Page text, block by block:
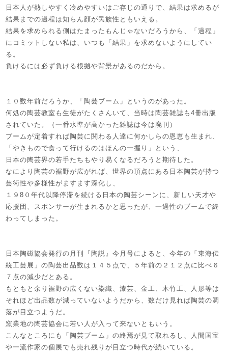
日本人が熱しやすく冷めやすいはご存じの通りで、結果は求めるが
結果までの過程は知らん顔が民族性ともいえる。
結果を求められる側はたまったもんじゃないだろうから、「過程」
にコミットしない私は、いつも「結果」を求めないようにしてい
る。
負けるには必ず負ける根拠や背景があるのだから。
１０数年前だろうか、「陶芸ブーム」というのがあった。
何処の陶芸教室も生徒がたくさんいて、当時は陶芸雑誌も4冊出版
されていた。（一番水準が高かった雑誌は今は廃刊）
ブームが定着すれば陶芸に関わる人達に何かしらの恩恵も生まれ、
「やきもので食って行けるのはほんの一握り」という、
日本の陶芸界の若手たちもやり易くなるだろうと期待した。
なにより陶芸の裾野が広がれば、世界の頂点にある日本陶芸が持つ
芸術性や多様性がますます深化し、
１９8０年代以降停滞を続ける日本の陶芸シーンに、新しい天才や
応援団、スポンサーが生まれるかと思ったが、一過性のブームで終
わってしまった。
日本陶磁協会発行の月刊『陶説』今月号によると、今年の「東海伝
統工芸展」の陶芸出品数は１４５点で、５年前の２１２点に比べ６
７点の減少だとある。
もともと余り裾野の広くない染織、漆芸、金工、木竹工、人形等は
それほど出品数が減っていないようだから、数だけ見れば陶芸の凋
落が目立つようだ。
窯業地の陶芸協会に若い人が入って来ないともいう。
こんなところにも「陶芸ブーム」の終焉が見て取れるし、人間国宝
や一流作家の個展でも売れ残りが目立つ時代が続いている。